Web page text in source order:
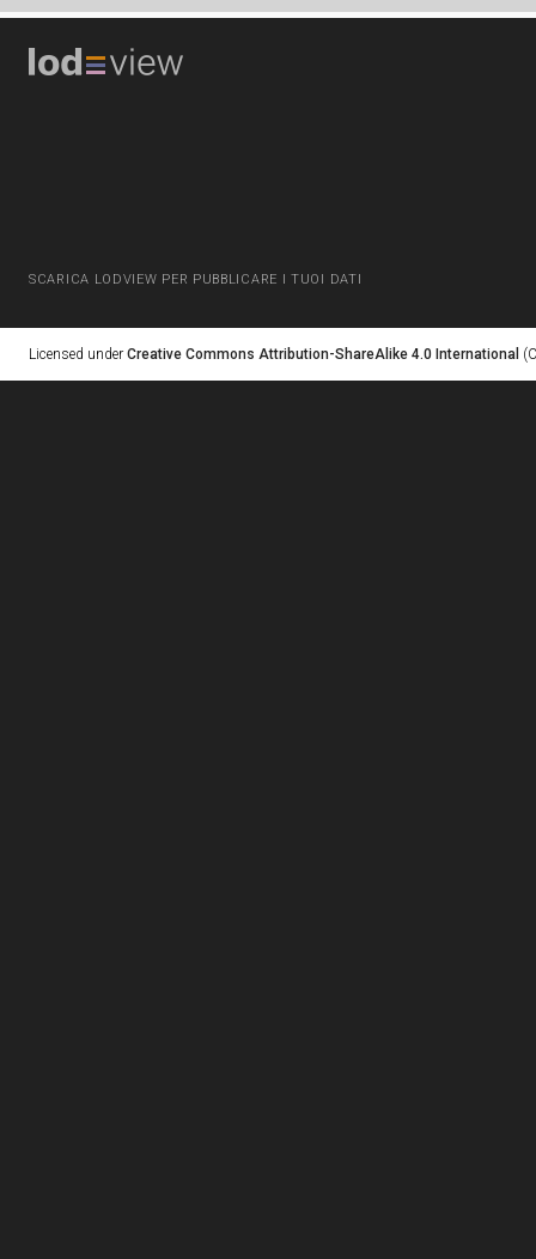
SCARICA LODVIEW PER PUBBLICARE I TUOI DATI
Licensed under Creative Commons Attribution-ShareAlike 4.0 International